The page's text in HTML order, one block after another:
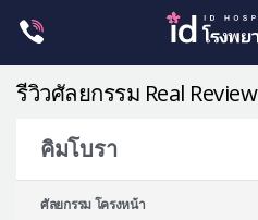
ศัลยกรรม โครงหน้า
รีวิวศัลยกรรม Real Review
คิมโบรา
ศัลยกรรม โครงหน้า